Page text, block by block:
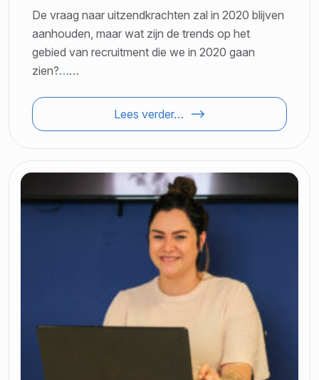
De vraag naar uitzendkrachten zal in 2020 blijven
aanhouden, maar wat zijn de trends op het
gebied van recruitment die we in 2020 gaan
zien?……
Lees verder…